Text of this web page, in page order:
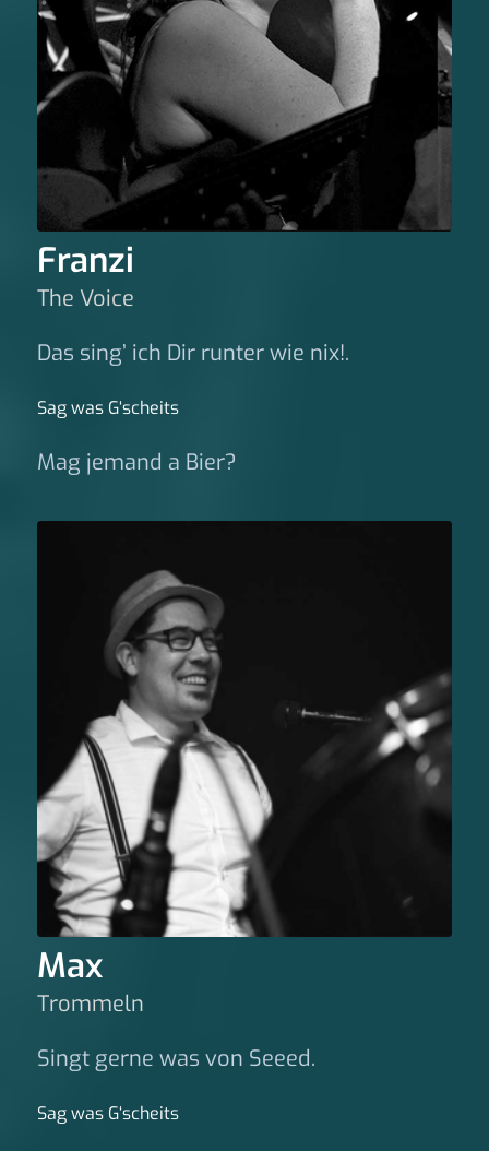
Franzi
The Voice
Das sing’ ich Dir runter wie nix!.
Sag was G‘scheits
Mag jemand a Bier?
Max
Trommeln
Singt gerne was von Seeed.
Sag was G‘scheits